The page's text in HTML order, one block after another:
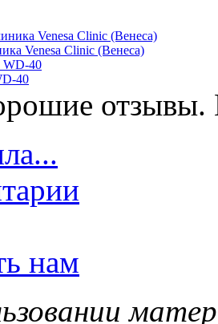
Venesa Clinic (Венеса)
40
отзывы.
нам